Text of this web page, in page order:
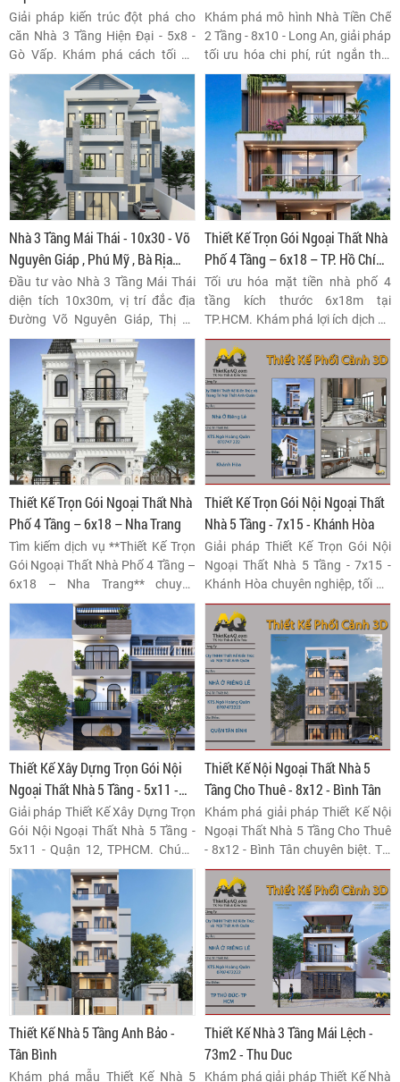
Giải pháp kiến trúc đột phá cho
căn Nhà 3 Tầng Hiện Đại - 5x8 -
Gò Vấp. Khám phá cách tối đa
hóa không gian 40m² bằng công
năng khoa học, vật liệu bền vững
và phong cách tối giản, tinh tế.
Khám phá mô hình Nhà Tiền Chế
2 Tầng - 8x10 - Long An, giải pháp
tối ưu hóa chi phí, rút ngắn thời
gian thi công mà vẫn đảm bảo độ
bền vững và thẩm mỹ. Thiết kế
160m² linh hoạt cho mọi nhu cầu
sử dụng tại vùng đất năng động
Long An.
Nhà 3 Tầng Mái Thái - 10x30 - Võ
Nguyên Giáp , Phú Mỹ , Bà Rịa
Vũng Tàu
Đầu tư vào Nhà 3 Tầng Mái Thái
diện tích 10x30m, vị trí đắc địa
Đường Võ Nguyên Giáp, Thị xã
Phú Mỹ, Bà Rịa Vũng Tàu. Thiết kế
sang trọng, tiềm năng sinh lời
vượt trội.
Thiết Kế Trọn Gói Ngoại Thất Nhà
Phố 4 Tầng – 6x18 – TP. Hồ Chí
Minh
Tối ưu hóa mặt tiền nhà phố 4
tầng kích thước 6x18m tại
TP.HCM. Khám phá lợi ích dịch vụ
thiết kế trọn gói ngoại thất
chuyên nghiệp, đảm bảo thẩm
mỹ, công năng và tuân thủ pháp
lý xây dựng đô thị.
Thiết Kế Trọn Gói Ngoại Thất Nhà
Phố 4 Tầng – 6x18 – Nha Trang
Tìm kiếm dịch vụ **Thiết Kế Trọn
Gói Ngoại Thất Nhà Phố 4 Tầng –
6x18 – Nha Trang** chuyên
nghiệp? Khám phá giải pháp kiến
trúc tối ưu, vật liệu bền bỉ và đồng
bộ thẩm mỹ cho mặt tiền nhà phố
hiện đại tại khu vực biển.
Thiết Kế Trọn Gói Nội Ngoại Thất
Nhà 5 Tầng - 7x15 - Khánh Hòa
Giải pháp Thiết Kế Trọn Gói Nội
Ngoại Thất Nhà 5 Tầng - 7x15 -
Khánh Hòa chuyên nghiệp, tối ưu
hóa công năng và thẩm mỹ. Kiểm
soát chi phí hiệu quả, đảm bảo
chất lượng thi công đồng bộ từ A
đến Z.
Thiết Kế Xây Dựng Trọn Gói Nội
Ngoại Thất Nhà 5 Tầng - 5x11 -
Quận 12 , TPHCM
Giải pháp Thiết Kế Xây Dựng Trọn
Gói Nội Ngoại Thất Nhà 5 Tầng -
5x11 - Quận 12, TPHCM. Chúng
tôi cam kết tối ưu không gian,
quản lý ngân sách chặt chẽ và
đảm bảo thẩm mỹ đồng bộ, mang
lại ngôi nhà hoàn hảo vượt mong
đợi.
Thiết Kế Nội Ngoại Thất Nhà 5
Tầng Cho Thuê - 8x12 - Bình Tân
Khám phá giải pháp Thiết Kế Nội
Ngoại Thất Nhà 5 Tầng Cho Thuê
- 8x12 - Bình Tân chuyên biệt. Tối
ưu hóa công năng, vật liệu bền
vững, tăng tỷ lệ lấp đầy
(Occupancy Rate) và định giá bất
động sản cao cấp tại khu vực.
Thiết Kế Nhà 5 Tầng Anh Bảo -
Tân Bình
Khám phá mẫu Thiết Kế Nhà 5
Thiết Kế Nhà 3 Tầng Mái Lệch -
73m2 - Thu Duc
Khám phá giải pháp Thiết Kế Nhà